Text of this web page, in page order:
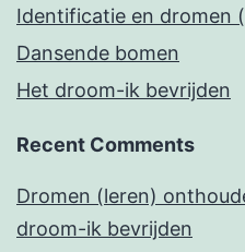
Identificatie en dromen
Dansende bomen
Het droom-ik bevrijden
Recent Comments
Dromen (leren)
droom-ik bevrijden